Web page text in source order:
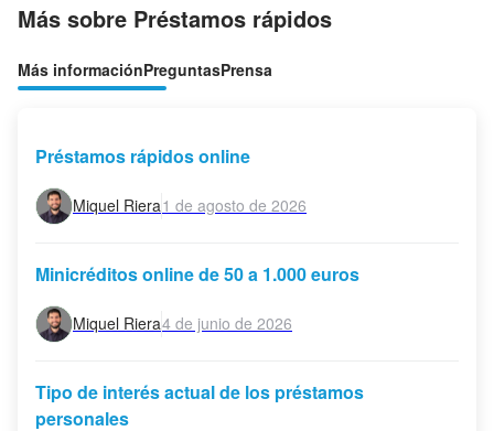
Más sobre Préstamos rápidos
Más informaciónPreguntasPrensa
Préstamos rápidos online
Miquel Riera1 de agosto de 2026
Minicréditos online de 50 a 1.000 euros
Miquel Riera4 de junio de 2026
Tipo de interés actual de los préstamos
personales